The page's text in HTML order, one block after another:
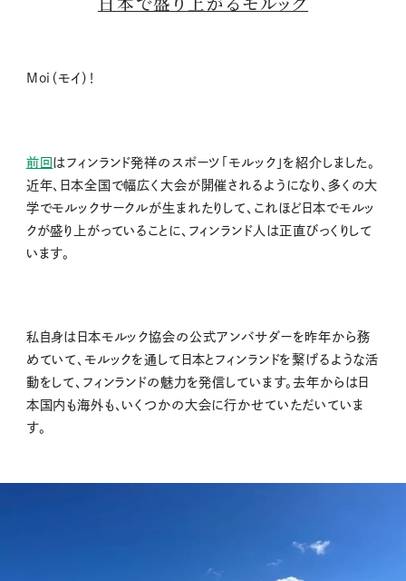
Moi （モイ）！
前回 はフィンランド発祥のスポーツ「モルック」を紹介しました。
近年、日本全国で幅広く大会が開催されるようになり、多くの大
学でモルックサークルが生まれたりして、これほど日本でモルッ
クが盛り上がっていることに、フィンランド人は正直びっくりして
います。
私自身は日本モルック協会の公式アンバサダーを昨年から務
めていて、モルックを通して日本とフィンランドを繋げるような活
動をして、フィンランドの魅力を発信しています。去年からは日
本国内も海外も、いくつかの大会に行かせていただいていま
す。